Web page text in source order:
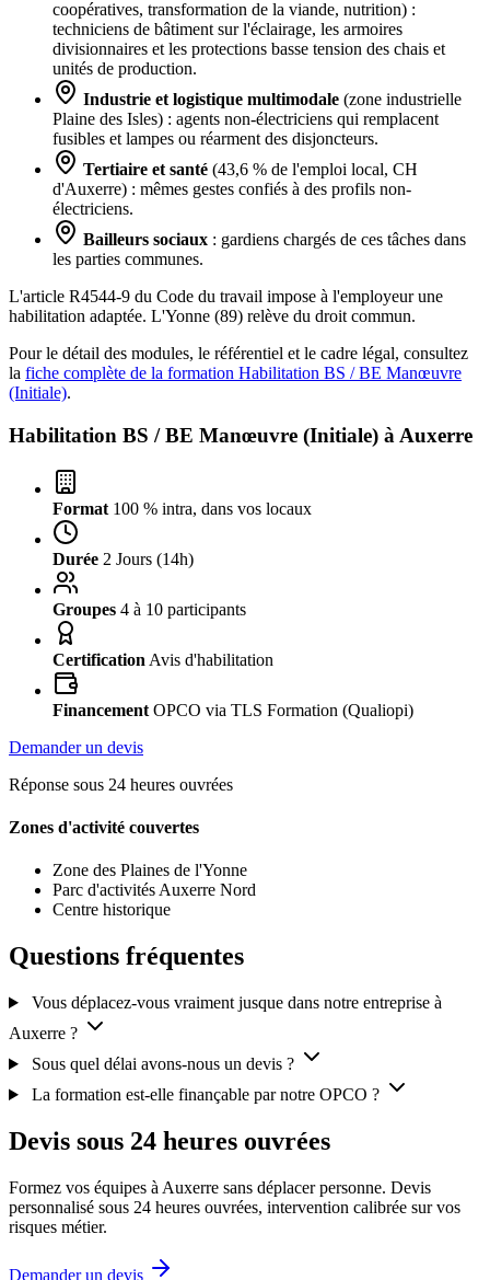
coopératives, transformation de la viande, nutrition) :
techniciens de bâtiment sur l'éclairage, les armoires
divisionnaires et les protections basse tension des chais et
unités de production.
Industrie et logistique multimodale (zone industrielle
Plaine des Isles) : agents non-électriciens qui remplacent
fusibles et lampes ou réarment des disjoncteurs.
Tertiaire et santé (43,6 % de l'emploi local, CH
d'Auxerre) : mêmes gestes confiés à des profils non-
électriciens.
Bailleurs sociaux : gardiens chargés de ces tâches dans
les parties communes.
L'article R4544-9 du Code du travail impose à l'employeur une
habilitation adaptée. L'Yonne (89) relève du droit commun.
Pour le détail des modules, le référentiel et le cadre légal, consultez
la fiche complète de la formation Habilitation BS / BE Manœuvre
(Initiale).
Habilitation BS / BE Manœuvre (Initiale) à Auxerre
Format 100 % intra, dans vos locaux
Durée 2 Jours (14h)
Groupes 4 à 10 participants
Certification Avis d'habilitation
Financement OPCO via TLS Formation (Qualiopi)
Demander un devis
Réponse sous 24 heures ouvrées
Zones d'activité couvertes
Zone des Plaines de l'Yonne
Parc d'activités Auxerre Nord
Centre historique
Questions fréquentes
Vous déplacez-vous vraiment jusque dans notre entreprise à
Auxerre ?
Sous quel délai avons-nous un devis ?
La formation est-elle finançable par notre OPCO ?
Devis sous 24 heures ouvrées
Formez vos équipes à Auxerre sans déplacer personne. Devis
personnalisé sous 24 heures ouvrées, intervention calibrée sur vos
risques métier.
Demander un devis